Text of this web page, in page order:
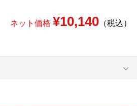
ネット価格 ¥10,140（税込）